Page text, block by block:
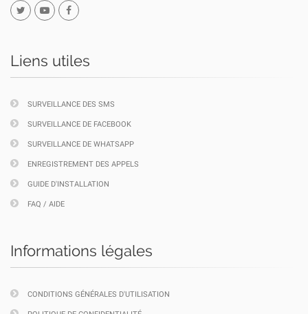
Liens utiles
SURVEILLANCE DES SMS
SURVEILLANCE DE FACEBOOK
SURVEILLANCE DE WHATSAPP
ENREGISTREMENT DES APPELS
GUIDE D'INSTALLATION
FAQ / AIDE
Informations légales
CONDITIONS GÉNÉRALES D'UTILISATION